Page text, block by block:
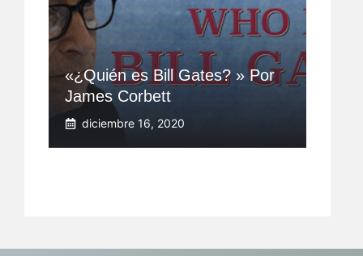
«¿Quién es Bill Gates? » Por
James Corbett
diciembre 16, 2020